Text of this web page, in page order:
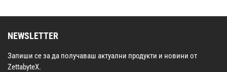
NEWSLETTER
Запиши се за да получаваш актуални продукти и новини от
ZettabyteX.